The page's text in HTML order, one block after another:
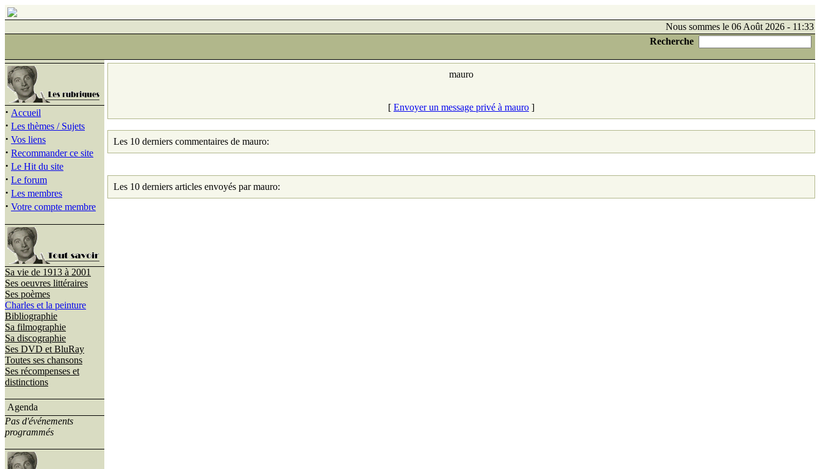
Nous sommes le 06 Août 2026 - 11:33
Recherche
· Accueil
· Les thèmes / Sujets
· Vos liens
· Recommander ce site
· Le Hit du site
· Le forum
· Les membres
· Votre compte membre
Sa vie de 1913 à 2001
Ses oeuvres littéraires
Ses poèmes
Charles et la peinture
Bibliographie
Sa filmographie
Sa discographie
Ses DVD et BluRay
Toutes ses chansons
Ses récompenses et
distinctions
Agenda
Pas d'événements
programmés
mauro
[ Envoyer un message privé à mauro ]
Les 10 derniers commentaires de mauro:
Les 10 derniers articles envoyés par mauro: